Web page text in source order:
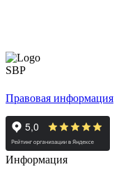
Правовая информация
Информация